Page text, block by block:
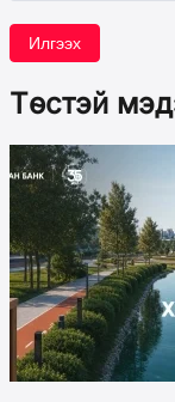
Илгээх
Төстэй